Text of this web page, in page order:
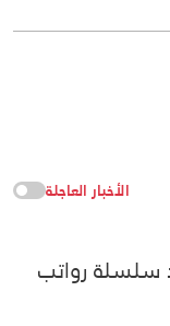
الأخبار العاجلة
سلسلة رواتب